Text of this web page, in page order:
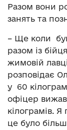
Разом вони
занять та
– Ще коли
разом із
жимовій
розповідає
у 60
офіцер
кілограмів.
це було